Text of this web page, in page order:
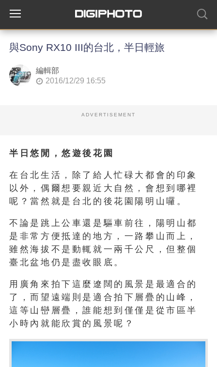
與Sony RX10 III的台北，半日輕旅
編輯部
2016/12/29 16:55
ADVERTISEMENT
半日悠閒，悠遊後花園
在台北生活，除了給人忙碌大都會的印象
以外，偶爾想要親近大自然，會想到哪裡
呢？當然就是台北的後花園陽明山囉。
不論是跳上公車還是驅車前往，陽明山都
是非常方便抵達的地方，一路攀山而上，
雖然海拔不是動輒就一兩千公尺，但整個
臺北盆地仍是盡收眼底。
用廣角來拍下這麼遼闊的風景是最適合的
了，而望遠端則是適合拍下層疊的山峰，
這等山巒層疊，誰能想到僅僅是從市區半
小時內就能欣賞的風景呢？